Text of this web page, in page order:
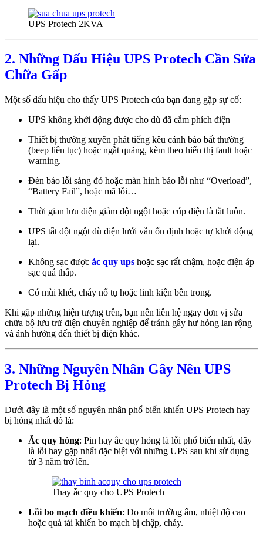
UPS Protech 2KVA
2. Những Dấu Hiệu UPS Protech Cần Sửa
Chữa Gấp
Một số dấu hiệu cho thấy UPS Protech của bạn đang gặp sự cố:
UPS không khởi động được cho dù đã cắm phích điện
Thiết bị thường xuyên phát tiếng kêu cảnh báo bất thường
(beep liên tục) hoặc ngắt quãng, kèm theo hiển thị fault hoặc
warning.
Đèn báo lỗi sáng đỏ hoặc màn hình báo lỗi như “Overload”,
“Battery Fail”, hoặc mã lỗi…
Thời gian lưu điện giảm đột ngột hoặc cúp điện là tắt luôn.
UPS tắt đột ngột dù điện lưới vẫn ổn định hoặc tự khởi động
lại.
Không sạc được ắc quy ups hoặc sạc rất chậm, hoặc điện áp
sạc quá thấp.
Có mùi khét, cháy nổ tụ hoặc linh kiện bên trong.
Khi gặp những hiện tượng trên, bạn nên liên hệ ngay đơn vị sửa
chữa bộ lưu trữ điện chuyên nghiệp để tránh gây hư hỏng lan rộng
và ảnh hưởng đến thiết bị điện khác.
3. Những Nguyên Nhân Gây Nên UPS
Protech Bị Hỏng
Dưới đây là một số nguyên nhân phổ biến khiến UPS Protech hay
bị hỏng nhất đó là:
Ắc quy hỏng: Pin hay ắc quy hỏng là lỗi phổ biến nhất, đây
là lỗi hay gặp nhất đặc biệt với những UPS sau khi sử dụng
từ 3 năm trở lên.
Thay ắc quy cho UPS Protech
Lỗi bo mạch điều khiển: Do môi trường ẩm, nhiệt độ cao
hoặc quá tải khiến bo mạch bị chập, cháy.